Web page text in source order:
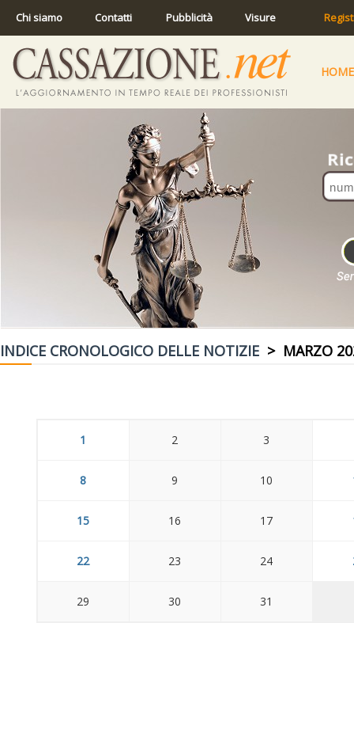
Chi siamo Contatti Pubblicità Visure
HOME
INDICE CRONOLOGICO DELLE NOTIZIE > MARZO
1 2 3
8 9 10
15 16 17
22 23 24
29 30 31